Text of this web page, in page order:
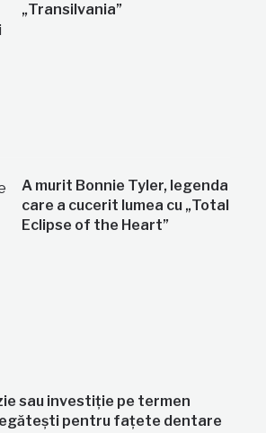
„Transilvania”
A murit Bonnie Tyler, legenda
care a cucerit lumea cu „Total
Eclipse of the Heart”
sau investiție pe termen
pentru fațete dentare